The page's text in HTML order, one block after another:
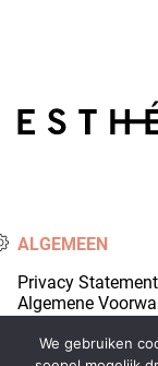
ALGEMEEN
Privacy Statement
Algemene
We gebruiken